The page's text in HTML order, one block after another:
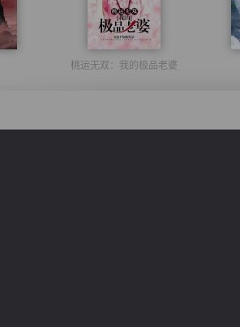
桃运无双：我的极品老婆